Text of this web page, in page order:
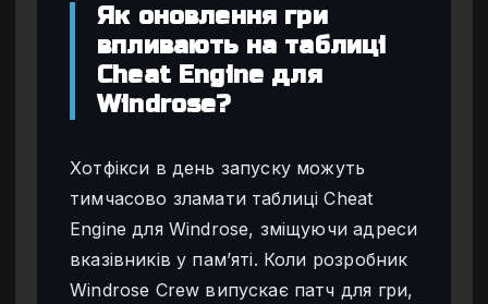
Як оновлення гри
впливають на таблиці
Cheat Engine для
Windrose?
Хотфікси в день запуску можуть
тимчасово зламати таблиці Cheat
Engine для Windrose, зміщуючи адреси
вказівників у пам’яті. Коли розробник
Windrose Crew випускає патч для гри,